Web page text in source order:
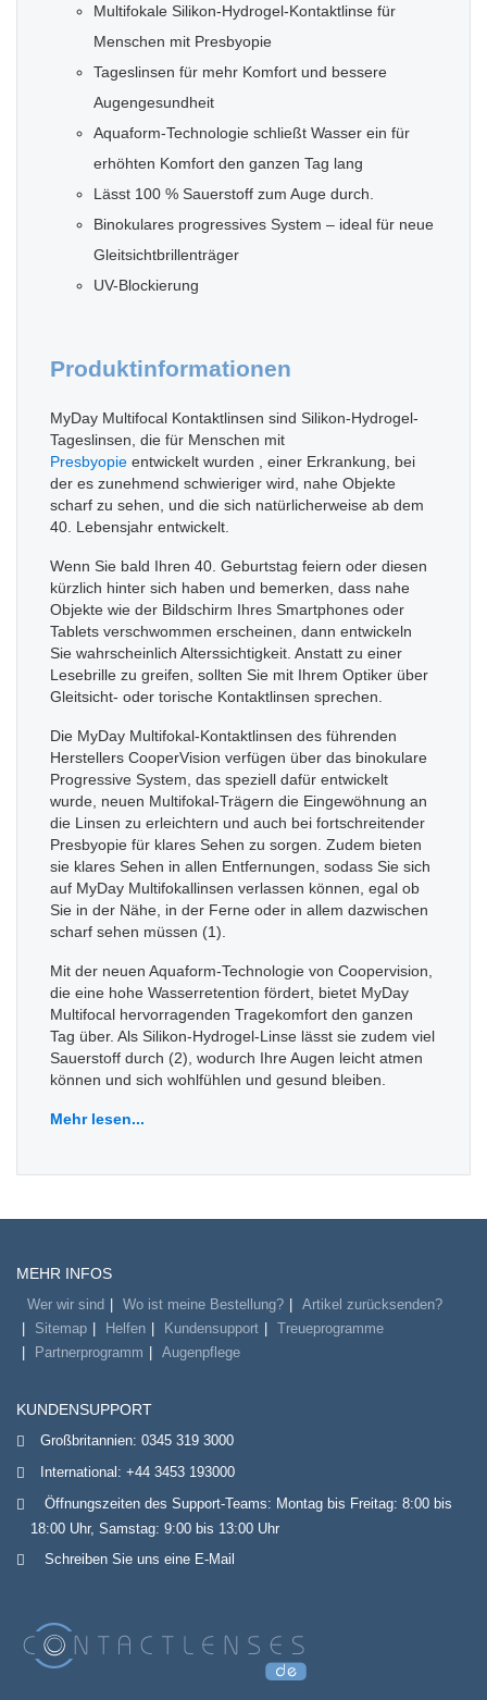
Multifokale Silikon-Hydrogel-Kontaktlinse für
Menschen mit Presbyopie
Tageslinsen für mehr Komfort und bessere
Augengesundheit
Aquaform-Technologie schließt Wasser ein für
erhöhten Komfort den ganzen Tag lang
Lässt 100 % Sauerstoff zum Auge durch.
Binokulares progressives System – ideal für neue
Gleitsichtbrillenträger
UV-Blockierung
Produktinformationen
MyDay Multifocal Kontaktlinsen sind Silikon-Hydrogel-
Tageslinsen, die für Menschen mit
Presbyopie entwickelt wurden , einer Erkrankung, bei
der es zunehmend schwieriger wird, nahe Objekte
scharf zu sehen, und die sich natürlicherweise ab dem
40. Lebensjahr entwickelt.
Wenn Sie bald Ihren 40. Geburtstag feiern oder diesen
kürzlich hinter sich haben und bemerken, dass nahe
Objekte wie der Bildschirm Ihres Smartphones oder
Tablets verschwommen erscheinen, dann entwickeln
Sie wahrscheinlich Alterssichtigkeit. Anstatt zu einer
Lesebrille zu greifen, sollten Sie mit Ihrem Optiker über
Gleitsicht- oder torische Kontaktlinsen sprechen.
Die MyDay Multifokal-Kontaktlinsen des führenden
Herstellers CooperVision verfügen über das binokulare
Progressive System, das speziell dafür entwickelt
wurde, neuen Multifokal-Trägern die Eingewöhnung an
die Linsen zu erleichtern und auch bei fortschreitender
Presbyopie für klares Sehen zu sorgen. Zudem bieten
sie klares Sehen in allen Entfernungen, sodass Sie sich
auf MyDay Multifokallinsen verlassen können, egal ob
Sie in der Nähe, in der Ferne oder in allem dazwischen
scharf sehen müssen (1).
Mit der neuen Aquaform-Technologie von Coopervision,
die eine hohe Wasserretention fördert, bietet MyDay
Multifocal hervorragenden Tragekomfort den ganzen
Tag über. Als Silikon-Hydrogel-Linse lässt sie zudem viel
Sauerstoff durch (2), wodurch Ihre Augen leicht atmen
können und sich wohlfühlen und gesund bleiben.
Mehr lesen...
MEHR INFOS
Wer wir sind Wo ist meine Bestellung?
Artikel zurücksenden?
Sitemap
Helfen Kundensupport
Treueprogramme
Partnerprogramm
Augenpflege
KUNDENSUPPORT
Großbritannien: 0345 319 3000
International: +44 3453 193000
Öffnungszeiten des Support-Teams: Montag bis Freitag: 8:00 bis
18:00 Uhr, Samstag: 9:00 bis 13:00 Uhr
Schreiben Sie uns eine E-Mail